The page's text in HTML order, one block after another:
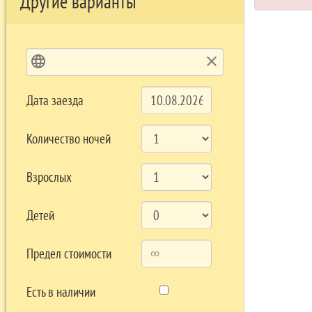
language clear
Дата заезда
Количество ночей
Взрослых
Детей
Предел стоимости
Есть в наличии